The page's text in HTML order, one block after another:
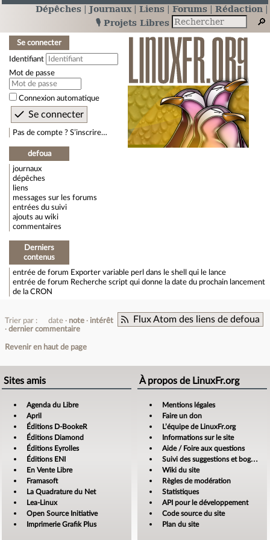
Dépêches Journaux Liens Forums
Rédaction
🎙️ Projets Libres
Se connecter
Identifiant
Mot de passe
Connexion automatique
Pas de compte ? S’inscrire…
defoua
journaux
dépêches
liens
messages sur les forums
entrées du suivi
ajouts au wiki
commentaires
Derniers
contenus
entrée de forum Exporter variable perl dans le shell qui le lance
entrée de forum Recherche script qui donne la date du prochain lancement
de la CRON
Flux Atom des liens de defoua
Trier par : date note
intérêt
dernier commentaire
Revenir en haut de page
Sites amis
Agenda du Libre
April
Éditions D-BookeR
Éditions Diamond
Éditions Eyrolles
Éditions ENI
En Vente Libre
Framasoft
La Quadrature du Net
Lea-Linux
Open Source Initiative
Imprimerie Grafik Plus
À propos de LinuxFr.org
Mentions légales
Faire un don
L’équipe de LinuxFr.org
Informations sur le site
Aide / Foire aux questions
Suivi des suggestions et bogues
Wiki du site
Règles de modération
Statistiques
API pour le développement
Code source du site
Plan du site